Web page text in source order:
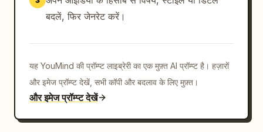
는 총 10개가 보이도록 하되, 대부분 크롬 다리가
달린 따뜻한 느낌의 벤트우드 체어로 구성하고, 오
른쪽에는 검은색 의자 1개와 검은색 의자 1개를 포
색 금속 난간, 그리고 저 멀리 벽돌 벽과 유리문이
한 스칸디나비아-재팬 스타일의 카페 미학, 자연 소
재, 사실적인 글로벌 일루미네이션, 부드러운 깊이
감, 깔끔한 구도를 사용하세요. 직원 1명을 제외한
사람은 없어야 하며, 어수선함이나 워터마크 없이
3:2 가로 비율로 생성하세요.
बदलें, फिर जेनरेट करें।
यह YouMind की प्रॉम्प्ट लाइब्रेरी का एक मुफ़्त AI प्रॉम्प्ट है। हज़ारों
और इमेज प्रॉम्प्ट देखें, सभी कॉपी और बदलाव के लिए मुफ़्त।
और इमेज प्रॉम्प्ट देखें